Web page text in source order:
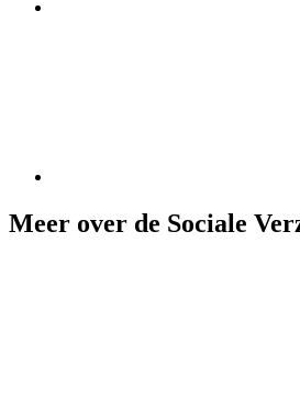
Meer over de Sociale